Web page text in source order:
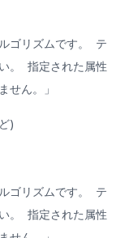
リズムです。 テ
。 指定された属性
せん。」
)
リズムです。 テ
。 指定された属性